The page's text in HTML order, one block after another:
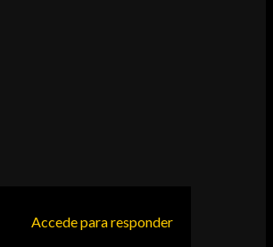
Accede para responder